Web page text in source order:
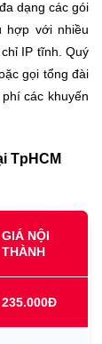
dạng các gói
hợp với nhiều
IP tĩnh. Quý
gọi tổng đài
các khuyến
TpHCM
GIÁ NỘI
THÀNH
235.000Đ